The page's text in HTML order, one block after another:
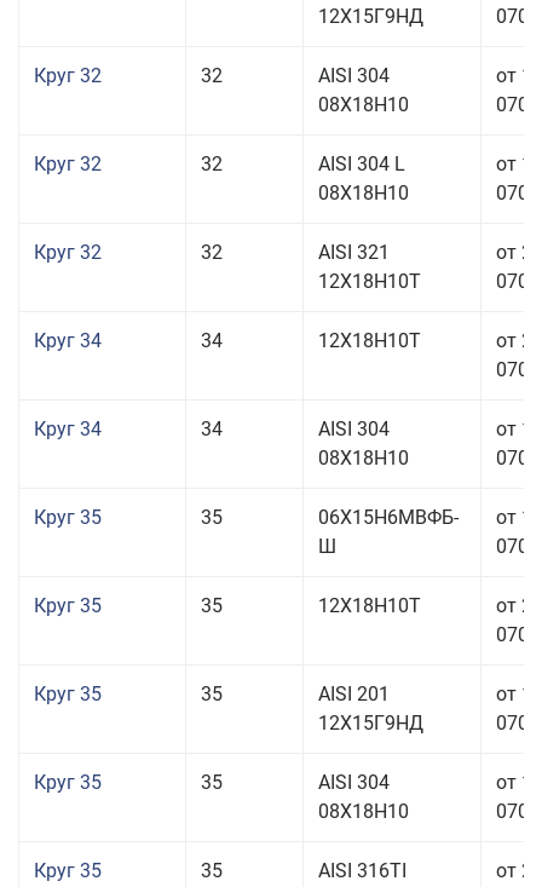
12Х15Г9НД
Круг 32 32
AISI 304
08Х18Н10
от
Круг 32 32
AISI 304 L
08Х18Н10
от
Круг 32 32
AISI 321
12Х18Н10Т
от
Круг 34 34 12Х18Н10Т
от
Круг 34 34
AISI 304
08Х18Н10
от
Круг 35 35
06Х15Н6МВФБ-
Ш
от
Круг 35 35 12Х18Н10Т
от
Круг 35 35
AISI 201
12Х15Г9НД
от
Круг 35 35
AISI 304
08Х18Н10
от
Круг 35 35
AISI 316TI
от